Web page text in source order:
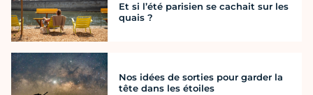
Et si l’été parisien se cachait sur les
quais ?
Nos idées de sorties pour garder la
tête dans les étoiles